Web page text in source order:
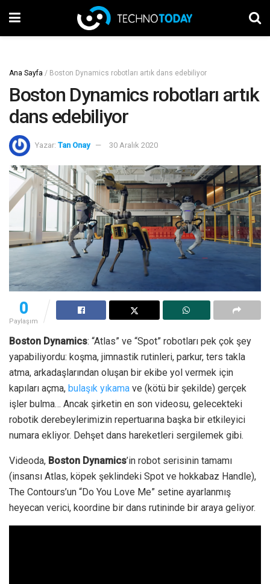
Ana Sayfa / Boston Dynamics robotları artık dans edebiliyor
Boston Dynamics robotları artık
dans edebiliyor
Yazar: Tan Onay 30 Aralık 2020
0
Paylaşım
Boston Dynamics: “Atlas” ve “Spot” robotları pek çok şey
yapabiliyordu: koşma, jimnastik rutinleri, parkur, ters takla
atma, arkadaşlarından oluşan bir ekibe yol vermek için
kapıları açma, bulaşık yıkama ve (kötü bir şekilde) gerçek
işler bulma… Ancak şirketin en son videosu, gelecekteki
robotik derebeylerimizin repertuarına başka bir etkileyici
numara ekliyor. Dehşet dans hareketleri sergilemek gibi.
Videoda, Boston Dynamics’in robot serisinin tamamı
(insansı Atlas, köpek şeklindeki Spot ve hokkabaz Handle),
The Contours’un “Do You Love Me” setine ayarlanmış
heyecan verici, koordine bir dans rutininde bir araya geliyor.